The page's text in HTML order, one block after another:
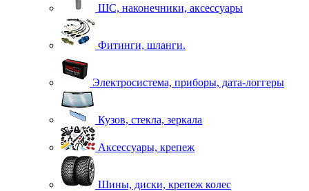
ШС, наконечники, аксессуары
Фитинги, шланги.
Электросистема, приборы, дата-логгеры
Кузов, стекла, зеркала
Аксессуары, крепеж
Шины, диски, крепеж колес